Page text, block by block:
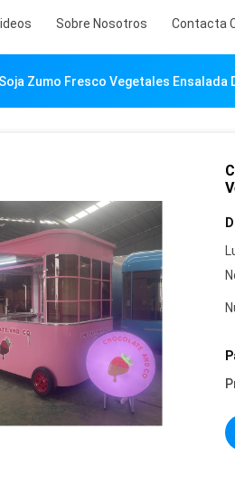
Sobre Nosotros Contacta
Zumo Fresco Vegetales Ensalada